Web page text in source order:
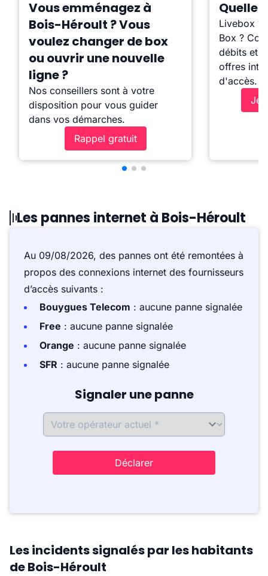
Vous emménagez à
Bois-Héroult ? Vous
voulez changer de box
ou ouvrir une nouvelle
ligne ?
Nos conseillers sont à votre
disposition pour vous guider
dans vos démarches.
Rappel gratuit
Quelle
Livebox ?
Box ?
débits et
offres
d'accès.
Je
Les pannes internet à Bois-Héroult
Au 09/08/2026, des pannes ont été remontées à
propos des connexions internet des fournisseurs
d’accès suivants :
Bouygues Telecom : aucune panne signalée
Free : aucune panne signalée
Orange : aucune panne signalée
SFR : aucune panne signalée
Signaler une panne
Déclarer
Les incidents signalés par les habitants
de Bois-Héroult